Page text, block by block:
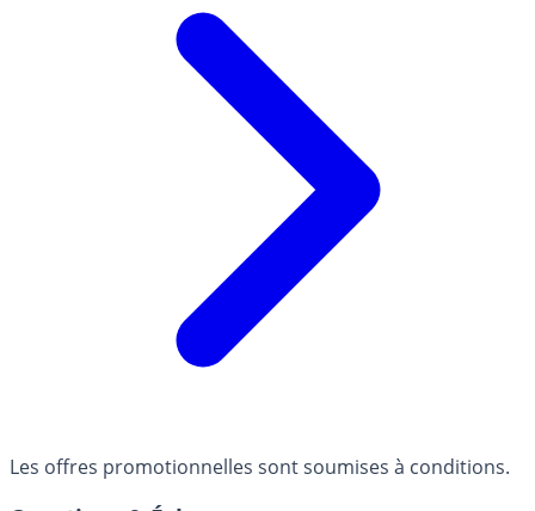
Les offres promotionnelles sont soumises à conditions.